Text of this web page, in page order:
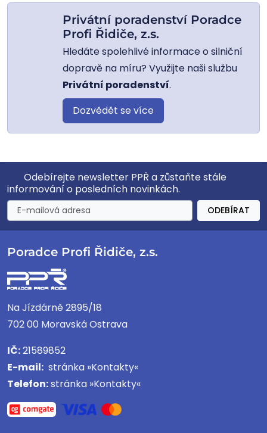
Privátní poradenství Poradce
Profi Řidiče, z.s.
Hledáte spolehlivé informace o silniční
dopravě na míru? Využijte naši službu
Privátní poradenství.
Dozvědět se více
Odebírejte newsletter PPŘ a zůstaňte stále
informování o posledních novinkách.
ODEBÍRAT
Poradce Profi Řidiče, z.s.
Na Jízdárně 2895/18
702 00 Moravská Ostrava
IČ:21589852
E-mail: stránka »Kontakty«
Telefon:stránka »Kontakty«